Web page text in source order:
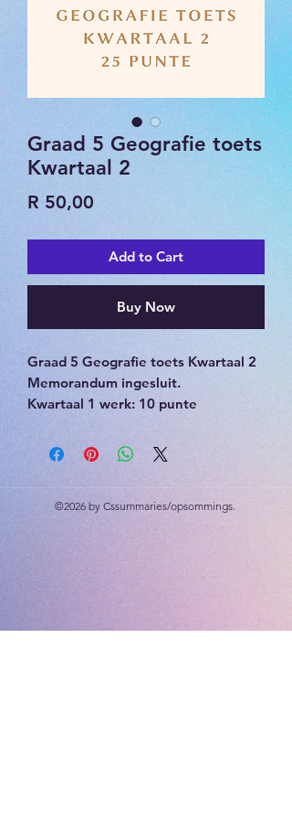
Graad 5 Geografie toets
Kwartaal 2
R 50,00
Add to Cart
Buy Now
Graad 5 Geografie toets Kwartaal 2
Memorandum ingesluit.
Kwartaal 1 werk: 10 punte
Kontinente, Afrika, damme, kompas
rigtings, riviere, berge, fisiese
kenmerke.
©2026 by Cssummaries/opsommings.